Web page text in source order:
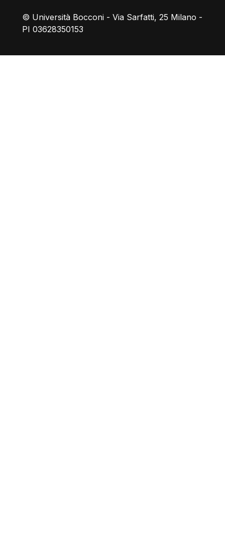
© Università Bocconi - Via Sarfatti, 25 Milano -
PI 03628350153